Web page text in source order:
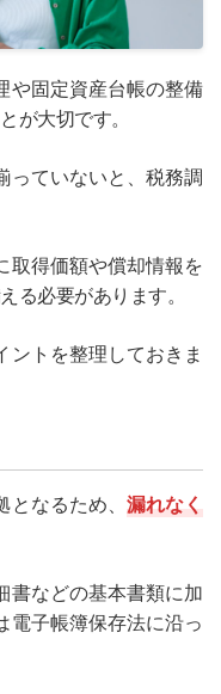
や固定資産台帳の整備
が大切です。
っていないと、税務調
取得価額や償却情報を
る必要があります。
トを整理しておきま
となるため、漏れなく
書などの基本書類に加
電子帳簿保存法に沿っ